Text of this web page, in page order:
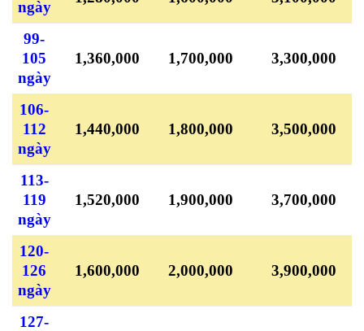
ngày
99-
105
ngày
1,360,000 1,700,000 3,300,000
106-
112
ngày
1,440,000 1,800,000 3,500,000
113-
119
ngày
1,520,000 1,900,000 3,700,000
120-
126
ngày
1,600,000 2,000,000 3,900,000
127-